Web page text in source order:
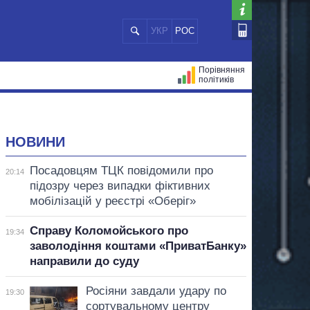
УКР РОС
Порівняння
політиків
НОВИНИ
20:14
Посадовцям ТЦК повідомили про
підозру через випадки фіктивних
мобілізацій у реєстрі «Оберіг»
19:34
Справу Коломойського про
заволодіння коштами «ПриватБанку»
направили до суду
19:30
Росіяни завдали удару по
сортувальному центру